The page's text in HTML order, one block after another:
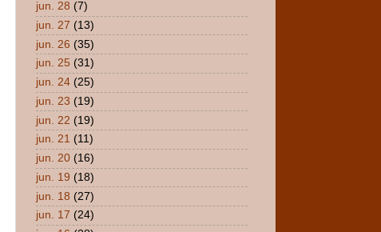
jun. 28 (7)
jun. 27 (13)
jun. 26 (35)
jun. 25 (31)
jun. 24 (25)
jun. 23 (19)
jun. 22 (19)
jun. 21 (11)
jun. 20 (16)
jun. 19 (18)
jun. 18 (27)
jun. 17 (24)